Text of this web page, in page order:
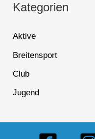
Kategorien
Aktive
Breitensport
Club
Jugend